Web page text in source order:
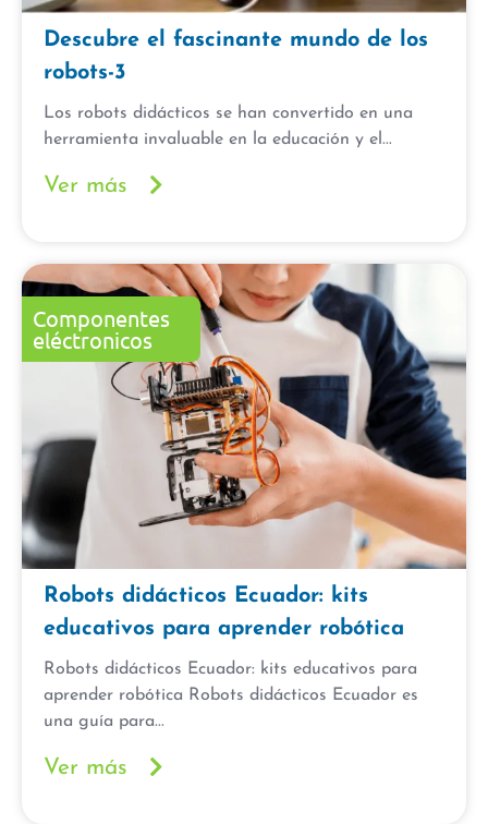
Descubre el fascinante mundo de los
robots-3
Los robots didácticos se han convertido en una
herramienta invaluable en la educación y el...
Ver más
Componentes
eléctronicos
Robots didácticos Ecuador: kits
educativos para aprender robótica
Robots didácticos Ecuador: kits educativos para
aprender robótica Robots didácticos Ecuador es
una guía para...
Ver más